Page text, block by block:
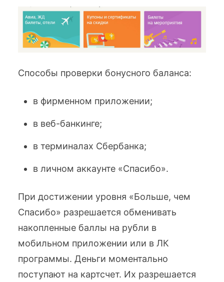
Способы проверки бонусного баланса:
в фирменном приложении;
в веб-банкинге;
в терминалах Сбербанка;
в личном аккаунте «Спасибо».
При достижении уровня «Больше, чем
Спасибо» разрешается обменивать
накопленные баллы на рубли в
мобильном приложении или в ЛК
программы. Деньги моментально
поступают на картсчет. Их разрешается